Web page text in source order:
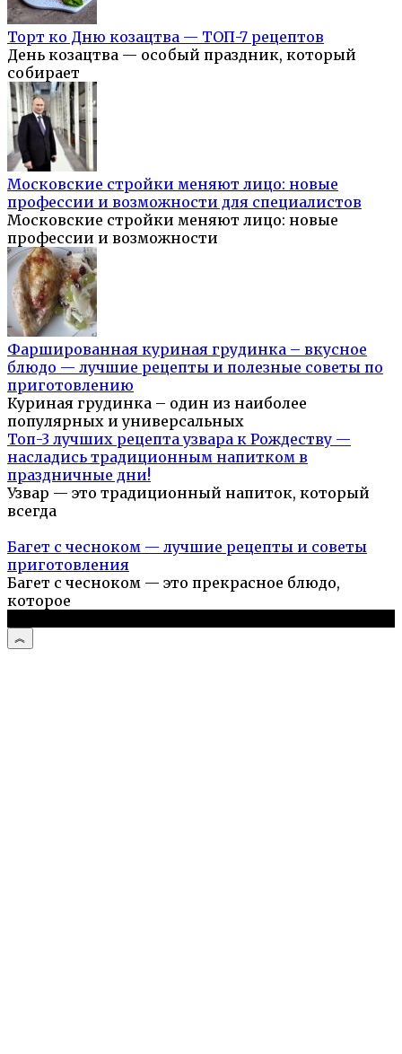
Торт ко Дню козацтва — ТОП-7 рецептов
День козацтва — особый праздник, который
собирает
Московские стройки меняют лицо: новые
профессии и возможности для специалистов
Московские стройки меняют лицо: новые
профессии и возможности
Фаршированная куриная грудинка – вкусное
блюдо — лучшие рецепты и полезные советы по
приготовлению
Куриная грудинка – один из наиболее
популярных и универсальных
Топ-3 лучших рецепта узвара к Рождеству —
насладись традиционным напитком в
праздничные дни!
Узвар — это традиционный напиток, который
всегда
Багет с чесноком — лучшие рецепты и советы
приготовления
Багет с чесноком — это прекрасное блюдо,
которое